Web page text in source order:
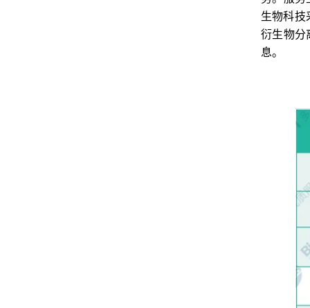
生物科技
衍生物分
息。